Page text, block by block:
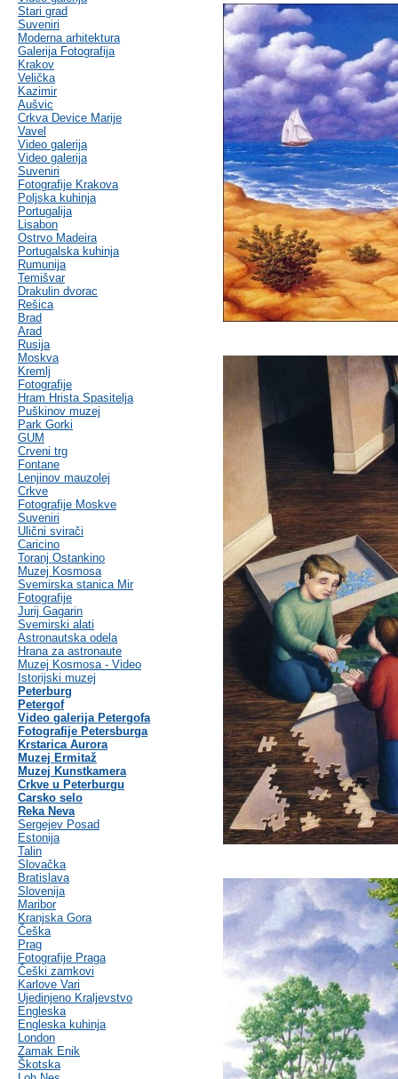
Stari grad
Suveniri
Moderna arhitektura
Galerija Fotografija
Krakov
Velička
Kazimir
Aušvic
Crkva Device Marije
Vavel
Video galerija
Video galerija
Suveniri
Fotografije Krakova
Poljska kuhinja
Portugalija
Lisabon
Ostrvo Madeira
Portugalska kuhinja
Rumunija
Temišvar
Drakulin dvorac
Rešica
Brad
Arad
Rusija
Moskva
Kremlj
Fotografije
Hram Hrista Spasitelja
Puškinov muzej
Park Gorki
GUM
Crveni trg
Fontane
Lenjinov mauzolej
Crkve
Fotografije Moskve
Suveniri
Ulični svirači
Caricino
Toranj Ostankino
Muzej Kosmosa
Svemirska stanica Mir
Fotografije
Jurij Gagarin
Svemirski alati
Astronautska odela
Hrana za astronaute
Muzej Kosmosa - Video
Istorijski muzej
Peterburg
Petergof
Video galerija Petergofa
Fotografije Petersburga
Krstarica Aurora
Muzej Ermitaž
Muzej Kunstkamera
Crkve u Peterburgu
Carsko selo
Reka Neva
Sergejev Posad
Estonija
Talin
Slovačka
Bratislava
Slovenija
Maribor
Kranjska Gora
Češka
Prag
Fotografije Praga
Češki zamkovi
Karlove Vari
Ujedinjeno Kraljevstvo
Engleska
Engleska kuhinja
London
Zamak Enik
Škotska